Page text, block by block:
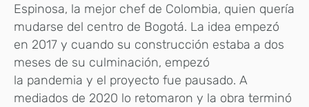
Espinosa, la mejor chef de Colombia, quien quería
mudarse del centro de Bogotá. La idea empezó
en 2017 y cuando su construcción estaba a dos
meses de su culminación, empezó
la pandemia y el proyecto fue pausado. A
mediados de 2020 lo retomaron y la obra terminó